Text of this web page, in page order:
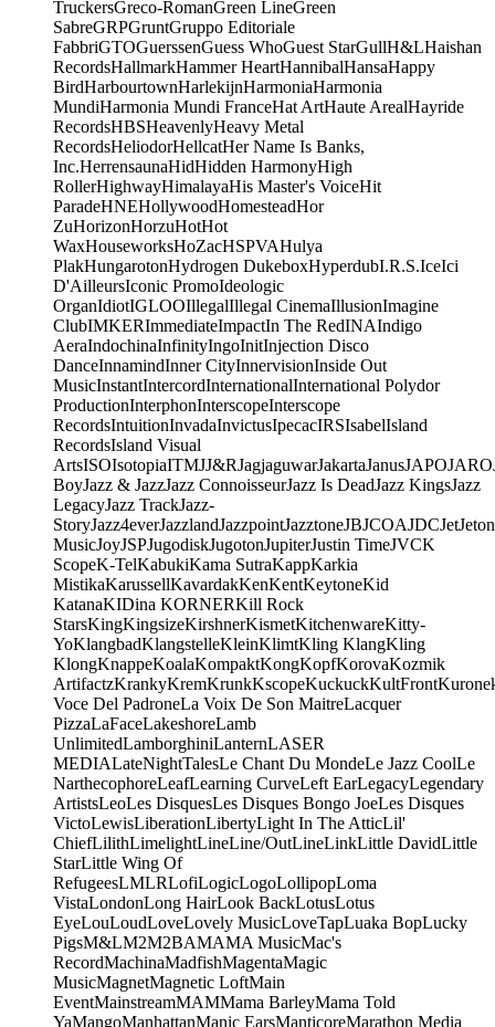
TruckersGreco-RomanGreen LineGreen
SabreGRPGruntGruppo Editoriale
FabbriGTOGuerssenGuess WhoGuest StarGullH&LHaishan
RecordsHallmarkHammer HeartHannibalHansaHappy
BirdHarbourtownHarlekijnHarmoniaHarmonia
MundiHarmonia Mundi FranceHat ArtHaute ArealHayride
RecordsHBSHeavenlyHeavy Metal
RecordsHeliodorHellcatHer Name Is Banks,
Inc.HerrensaunaHidHidden HarmonyHigh
RollerHighwayHimalayaHis Master's VoiceHit
ParadeHNEHollywoodHomesteadHor
ZuHorizonHorzuHotHot
WaxHouseworksHoZacHSPVAHulya
PlakHungarotonHydrogen DukeboxHyperdubI.R.S.IceIci
D'AilleursIconic PromoIdeologic
OrganIdiotIGLOOIllegalIllegal CinemaIllusionImagine
ClubIMKERImmediateImpactIn The RedINAIndigo
AeraIndochinaInfinityIngoInitInjection Disco
DanceInnamindInner CityInnervisionInside Out
MusicInstantIntercordInternationalInternational Polydor
ProductionInterphonInterscopeInterscope
RecordsIntuitionInvadaInvictusIpecacIRSIsabelIsland
RecordsIsland Visual
ArtsISOIsotopiaITMJJ&RJagjaguwarJakartaJanusJAPOJARO
BoyJazz & JazzJazz ConnoisseurJazz Is DeadJazz KingsJazz
LegacyJazz TrackJazz-
StoryJazz4everJazzlandJazzpointJazztoneJBJCOAJDCJetJeton
MusicJoyJSPJugodiskJugotonJupiterJustin TimeJVCK
ScopeK-TelKabukiKama SutraKappKarkia
MistikaKarussellKavardakKenKentKeytoneKid
KatanaKIDina KORNERKill Rock
StarsKingKingsizeKirshnerKismetKitchenwareKitty-
YoKlangbadKlangstelleKleinKlimtKling KlangKling
KlongKnappeKoalaKompaktKongKopfKorovaKozmik
ArtifactzKrankyKremKrunkKscopeKuckuckKultFront
Voce Del PadroneLa Voix De Son MaitreLacquer
PizzaLaFaceLakeshoreLamb
UnlimitedLamborghiniLanternLASER
MEDIALateNightTalesLe Chant Du MondeLe Jazz CoolLe
NarthecophoreLeafLearning CurveLeft EarLegacyLegendary
ArtistsLeoLes DisquesLes Disques Bongo JoeLes Disques
VictoLewisLiberationLibertyLight In The AtticLil'
ChiefLilithLimelightLineLine/OutLineLinkLittle DavidLittle
StarLittle Wing Of
RefugeesLMLRLofiLogicLogoLollipopLoma
VistaLondonLong HairLook BackLotusLotus
EyeLouLoudLoveLovely MusicLoveTapLuaka BopLucky
PigsM&LM2M2BAMAMA MusicMac's
RecordMachinaMadfishMagentaMagic
MusicMagnetMagnetic LoftMain
EventMainstreamMAMMama BarleyMama Told
YaMangoManhattanManic EarsManticoreMarathon Media